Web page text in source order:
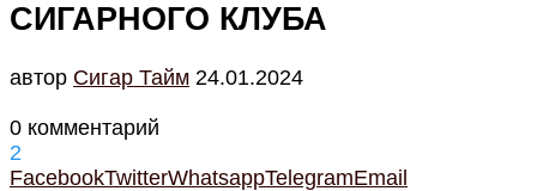
СИГАРНОГО КЛУБА
автор Cигар Тайм 24.01.2024
0 комментарий
2
FacebookTwitterWhatsappTelegramEmail